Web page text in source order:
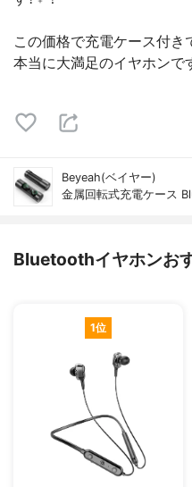
この価格で充電ケース付き
本当に大満足のイヤホンで
Beyeah(ベイヤー)
金属回転式充電ケース
Bluetoothイヤホンお
1位